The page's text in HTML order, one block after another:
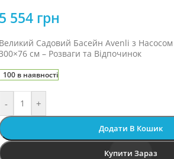
5 554 грн
Великий Садовий Басейн Avenli з Насосом
см – Розваги та Відпочинок
100 в наявності
- +
Додати В Кошик
Купити Зараз